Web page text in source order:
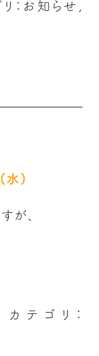
： お知らせ
(水)
が、
テゴリ：